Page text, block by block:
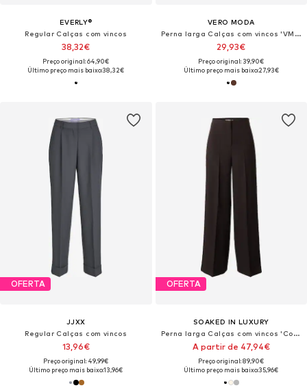
EVERLY®
Regular Calças com vincos
38,32€
Preço original: 64,90€
Último preço mais baixo:38,32€
VERO MODA
Perna larga Calças com vincos 'VMBellis'
29,93€
Preço original: 39,90€
Último preço mais baixo:27,93€
OFERTA
JJXX
Regular Calças com vincos
13,96€
Preço original: 49,99€
Último preço mais baixo:13,96€
OFERTA
SOAKED IN LUXURY
Perna larga Calças com vincos 'Corinne'
A partir de 47,94€
Preço original: 89,90€
Último preço mais baixo:35,96€